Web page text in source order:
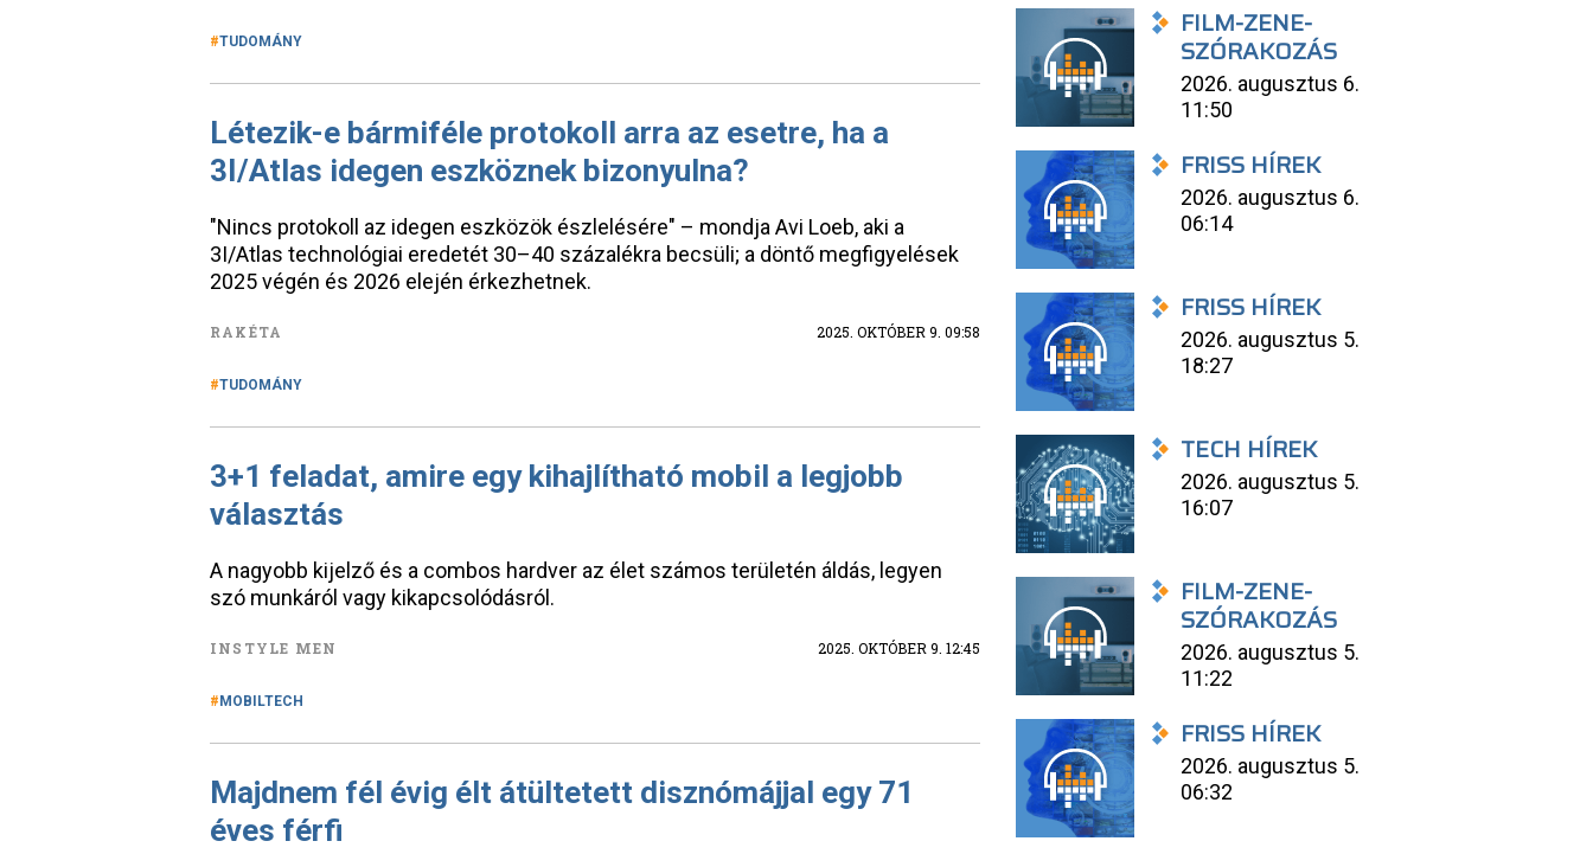
TUDOMÁNY
Létezik-e bármiféle protokoll arra az esetre, ha a
3I/Atlas idegen eszköznek bizonyulna?
"Nincs protokoll az idegen eszközök észlelésére" – mondja Avi Loeb, aki a
3I/Atlas technológiai eredetét 30–40 százalékra becsüli; a döntő megfigyelések
2025 végén és 2026 elején érkezhetnek.
RAKÉTA 2025. OKTÓBER 9. 09:58
TUDOMÁNY
3+1 feladat, amire egy kihajlítható mobil a legjobb
választás
A nagyobb kijelző és a combos hardver az élet számos területén áldás, legyen
szó munkáról vagy kikapcsolódásról.
INSTYLE MEN 2025. OKTÓBER 9. 12:45
MOBILTECH
Majdnem fél évig élt átültetett disznómájjal egy 71
éves férfi
FILM-ZENE-
SZÓRAKOZÁS
2026. augusztus 6.
11:50
FRISS HÍREK
2026. augusztus 6.
06:14
FRISS HÍREK
2026. augusztus 5.
18:27
TECH HÍREK
2026. augusztus 5.
16:07
FILM-ZENE-
SZÓRAKOZÁS
2026. augusztus 5.
11:22
FRISS HÍREK
2026. augusztus 5.
06:32